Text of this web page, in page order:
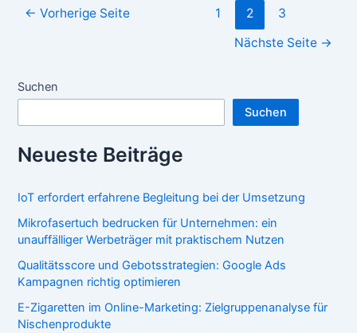
Schlüsseltresore?
Seitennummerierung
← Vorherige Seite 1 2
3
Nächste Seite →
Suchen
Suchen
Neueste Beiträge
IoT erfordert erfahrene Begleitung bei der Umsetzung
Mikrofasertuch bedrucken für Unternehmen: ein
unauffälliger Werbeträger mit praktischem Nutzen
Qualitätsscore und Gebotsstrategien: Google Ads
Kampagnen richtig optimieren
E-Zigaretten im Online-Marketing: Zielgruppenanalyse für
Nischenprodukte